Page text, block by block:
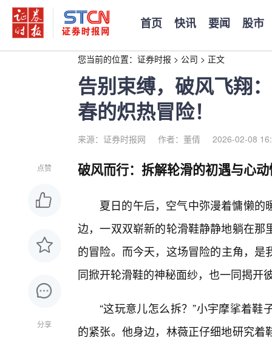
首页 快讯 要闻 股市
您当前的位置： 证券时报 > 公司 > 正文
告别束缚，破风飞翔
春的炽热冒险！
来源：证券时报网 作者：董倩 2026-02-08
点赞
分享
破风而行：拆解轮滑的初遇与心
夏日的午后，空气中弥漫着慵懒
边，一双双崭新的轮滑鞋静静地躺在
的冒险。而今天，这场冒险的主角，
同掀开轮滑鞋的神秘面纱，也一同揭开
“这玩意儿怎么拆？”小宇摩挲着
的紧张。他身边，林薇正仔细地研究